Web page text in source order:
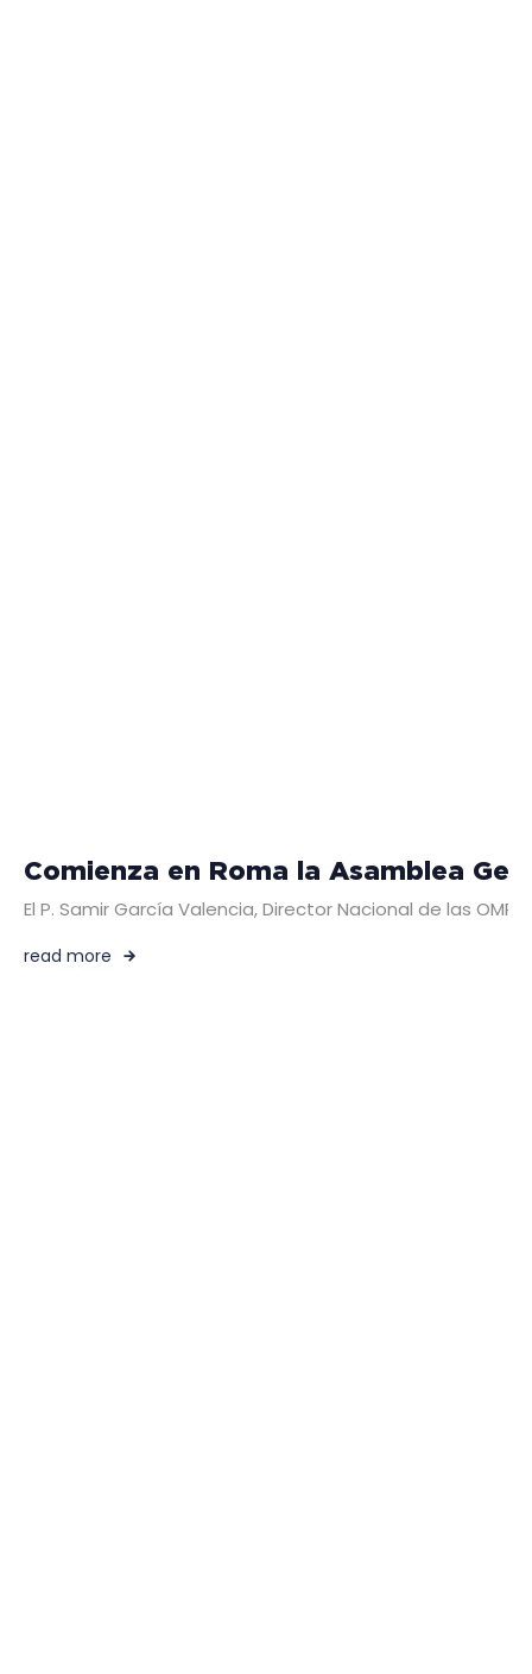
Comienza en Roma la Asamblea
El P. Samir García Valencia, Director Nacional de las
read more